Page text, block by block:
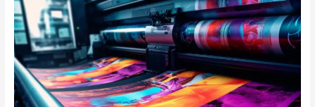
de
todo
servicio
de
diseño
e
impresión
para
tu
empresa